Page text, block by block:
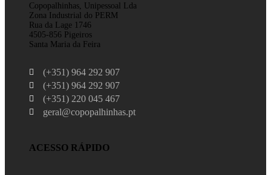
Copopalhinhas, Unipessoal Lda
Zona Industrial do PERM
Rua da Lage 1746
4505-856 Pigeiros
Santa Maria da Feira
(+351) 964 292 907
(+351) 964 292 907
(+351) 220 045 467
geral@copopalhinhas.pt
ACESSO RÁPIDO